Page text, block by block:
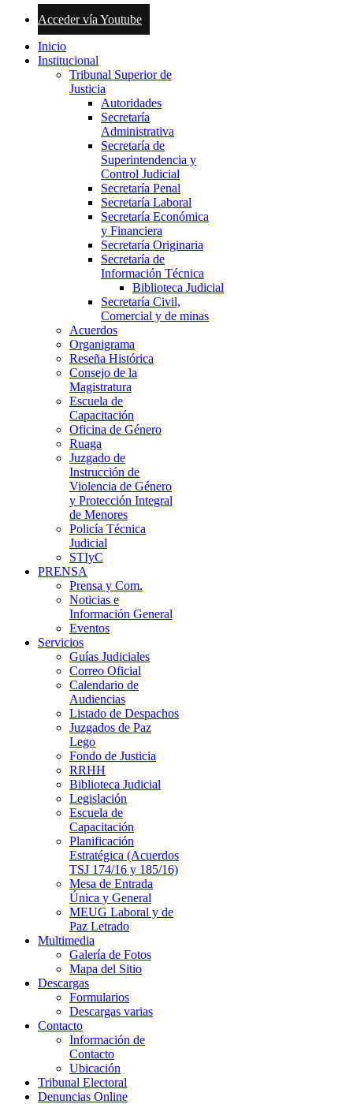
Acceder vía Youtube
Inicio
Institucional
Tribunal Superior de
Justicia
Autoridades
Secretaría
Administrativa
Secretaría de
Superintendencia y
Control Judicial
Secretaría Penal
Secretaría Laboral
Secretaría Económica
y Financiera
Secretaría Originaria
Secretaría de
Información Técnica
Biblioteca Judicial
Secretaría Civil,
Comercial y de minas
Acuerdos
Organigrama
Reseña Histórica
Consejo de la
Magistratura
Escuela de
Capacitación
Oficina de Género
Ruaga
Juzgado de
Instrucción de
Violencia de Género
y Protección Integral
de Menores
Policía Técnica
Judicial
STIyC
PRENSA
Prensa y Com.
Noticias e
Información General
Eventos
Servicios
Guías Judiciales
Correo Oficial
Calendario de
Audiencias
Listado de Despachos
Juzgados de Paz
Lego
Fondo de Justicia
RRHH
Biblioteca Judicial
Legislación
Escuela de
Capacitación
Planificación
Estratégica (Acuerdos
TSJ 174/16 y 185/16)
Mesa de Entrada
Única y General
MEUG Laboral y de
Paz Letrado
Multimedia
Galería de Fotos
Mapa del Sitio
Descargas
Formularios
Descargas varias
Contacto
Información de
Contacto
Ubicación
Tribunal Electoral
Denuncias Online